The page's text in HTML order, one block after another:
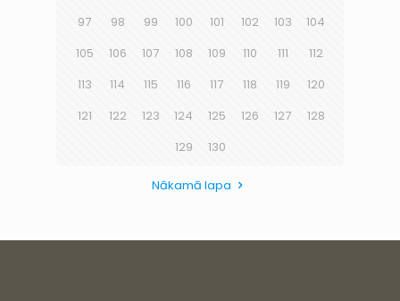
97
98 99 100 101 102 103
104
105
106 107 108 109 110 111
112
113
114 115 116 117 118 119
120
121
122 123 124 125 126 127
128
129
130
Nākamā lapa